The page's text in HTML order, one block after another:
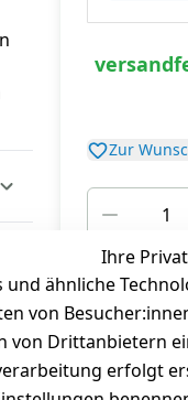
Zur
inkl. ges. MwSt
Ihre
und ähnliche
von
von Drittanbietern
erfolgt